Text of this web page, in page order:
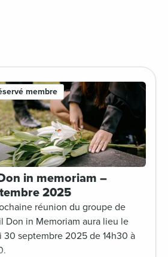
membre
in memoriam –
2025
réunion du groupe de
Don in Memoriam aura lieu le
30 septembre 2025 de 14h30 à